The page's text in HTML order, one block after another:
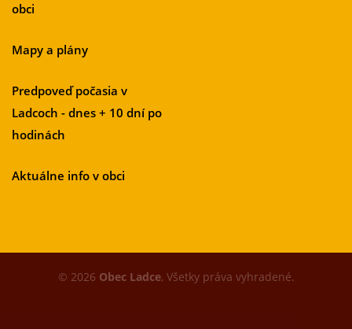
obci
Mapy a plány
Predpoveď počasia v
Ladcoch - dnes + 10 dní po
hodinách
Aktuálne info v obci
© 2026 Obec Ladce, Všetky práva vyhradené.